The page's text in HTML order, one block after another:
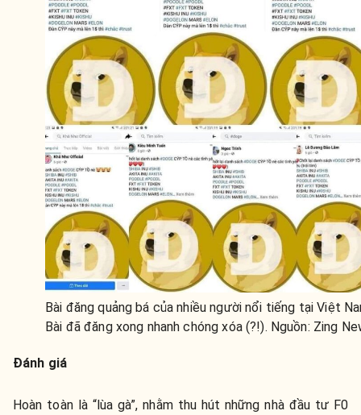
Bài đăng quảng bá của nhiều người nổi tiếng tại Việt
Bài đã đăng xong nhanh chóng xóa (?!). Nguồn: Zing
Đánh giá
Hoàn toàn là “lùa gà”, nhằm thu hút những nhà đầu tư F0